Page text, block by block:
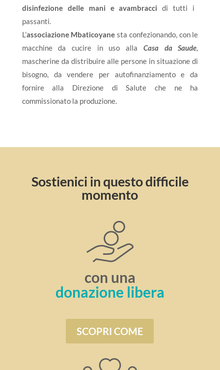
disinfezione delle mani e avambracci di tutti i
passanti.
L’associazione Mbaticoyane sta confezionando, con le
macchine da cucire in uso alla Casa da Saude,
mascherine da distribuire alle persone in situazione di
bisogno, da vendere per autofinanziamento e da
fornire alla Direzione di Salute che ne ha
commissionato la produzione.
Sostienici in questo difficile
momento
con una
donazione libera
SCOPRI COME